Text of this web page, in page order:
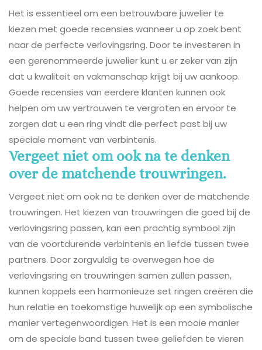
Het is essentieel om een betrouwbare juwelier te
kiezen met goede recensies wanneer u op zoek bent
naar de perfecte verlovingsring. Door te investeren in
een gerenommeerde juwelier kunt u er zeker van zijn
dat u kwaliteit en vakmanschap krijgt bij uw aankoop.
Goede recensies van eerdere klanten kunnen ook
helpen om uw vertrouwen te vergroten en ervoor te
zorgen dat u een ring vindt die perfect past bij uw
speciale moment van verbintenis.
Vergeet niet om ook na te denken
over de matchende trouwringen.
Vergeet niet om ook na te denken over de matchende
trouwringen. Het kiezen van trouwringen die goed bij de
verlovingsring passen, kan een prachtig symbool zijn
van de voortdurende verbintenis en liefde tussen twee
partners. Door zorgvuldig te overwegen hoe de
verlovingsring en trouwringen samen zullen passen,
kunnen koppels een harmonieuze set ringen creëren die
hun relatie en toekomstige huwelijk op een symbolische
manier vertegenwoordigen. Het is een mooie manier
om de speciale band tussen twee geliefden te vieren